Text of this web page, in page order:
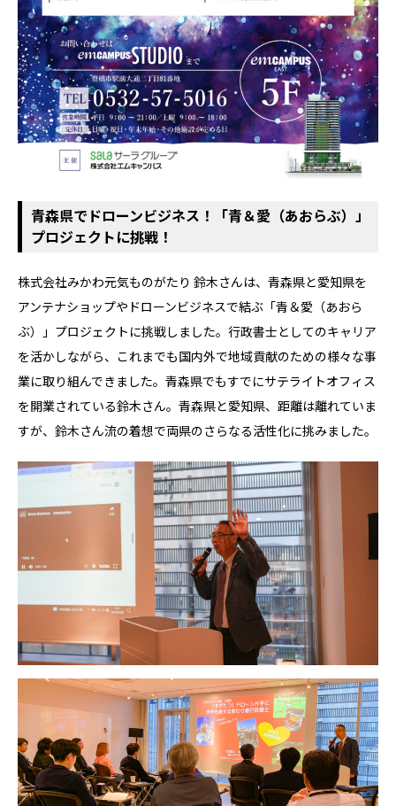
青森県でドローンビジネス！「青＆愛（あおらぶ）」
プロジェクトに挑戦！
株式会社みかわ元気ものがたり 鈴木さんは、青森県と愛知県を
アンテナショップやドローンビジネスで結ぶ「青＆愛（あおら
ぶ）」プロジェクトに挑戦しました。行政書士としてのキャリア
を活かしながら、これまでも国内外で地域貢献のための様々な事
業に取り組んできました。青森県でもすでにサテライトオフィス
を開業されている鈴木さん。青森県と愛知県、距離は離れていま
すが、鈴木さん流の着想で両県のさらなる活性化に挑みました。